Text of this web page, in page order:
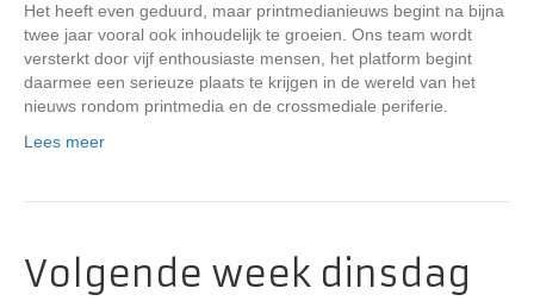
Het heeft even geduurd, maar printmedianieuws begint na bijna
twee jaar vooral ook inhoudelijk te groeien. Ons team wordt
versterkt door vijf enthousiaste mensen, het platform begint
daarmee een serieuze plaats te krijgen in de wereld van het
nieuws rondom printmedia en de crossmediale periferie.
Lees meer
Volgende week dinsdag